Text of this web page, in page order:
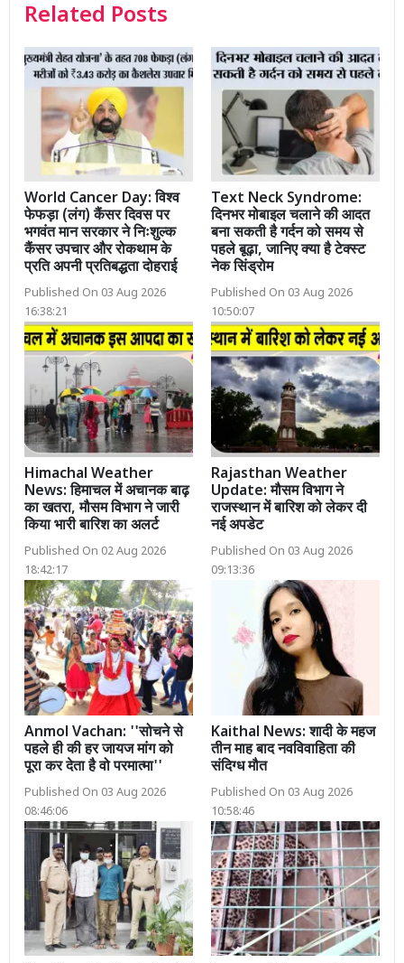
Related Posts
World Cancer Day: विश्व
फेफड़ा (लंग) कैंसर दिवस पर
भगवंत मान सरकार ने निःशुल्क
कैंसर उपचार और रोकथाम के
प्रति अपनी प्रतिबद्धता दोहराई
Published On 03 Aug 2026
16:38:21
Text Neck Syndrome:
दिनभर मोबाइल चलाने की आदत
बना सकती है गर्दन को समय से
पहले बूढ़ा, जानिए क्या है टेक्स्ट
नेक सिंड्रोम
Published On 03 Aug 2026
10:50:07
Himachal Weather
News: हिमाचल में अचानक बाढ़
का खतरा, मौसम विभाग ने जारी
किया भारी बारिश का अलर्ट
Published On 02 Aug 2026
18:42:17
Rajasthan Weather
Update: मौसम विभाग ने
राजस्थान में बारिश को लेकर दी
नई अपडेट
Published On 03 Aug 2026
09:13:36
Anmol Vachan: ''सोचने से
पहले ही की हर जायज मांग को
पूरा कर देता है वो परमात्मा''
Published On 03 Aug 2026
08:46:06
Kaithal News: शादी के महज
तीन माह बाद नवविवाहिता की
संदिग्ध मौत
Published On 03 Aug 2026
10:58:46